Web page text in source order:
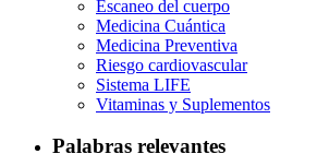
Escaneo del cuerpo
Medicina Cuántica
Medicina Preventiva
Riesgo cardiovascular
Sistema LIFE
Vitaminas y Suplementos
Palabras relevantes